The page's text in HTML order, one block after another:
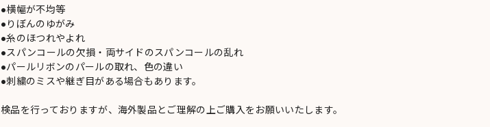
●横幅が不均等
●りぼんのゆがみ
●糸のほつれやよれ
●スパンコールの欠損・両サイドのスパンコールの乱れ
●パールリボンのパールの取れ、色の違い
●刺繍のミスや継ぎ目がある場合もあります。
検品を行っておりますが、海外製品とご理解の上ご購入をお願いいたします。